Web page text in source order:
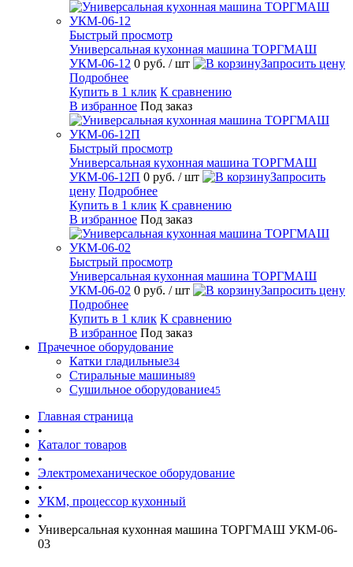
Быстрый просмотр
Универсальная кухонная машина ТОРГМАШ
УКМ-06-12 0 руб. / шт
Запросить цену
Подробнее
Купить в 1 клик К сравнению
В избранное Под заказ
Быстрый просмотр
Универсальная кухонная машина ТОРГМАШ
УКМ-06-12П 0 руб. / шт
Запросить
цену Подробнее
Купить в 1 клик К сравнению
В избранное Под заказ
Быстрый просмотр
Универсальная кухонная машина ТОРГМАШ
УКМ-06-02 0 руб. / шт
Запросить цену
Подробнее
Купить в 1 клик К сравнению
В избранное Под заказ
Прачечное оборудование
Катки гладильные34
Стиральные машины89
Сушильное оборудование45
Главная страница
•
Каталог товаров
•
Электромеханическое оборудование
•
УКМ, процессор кухонный
•
Универсальная кухонная машина ТОРГМАШ УКМ-06-
03